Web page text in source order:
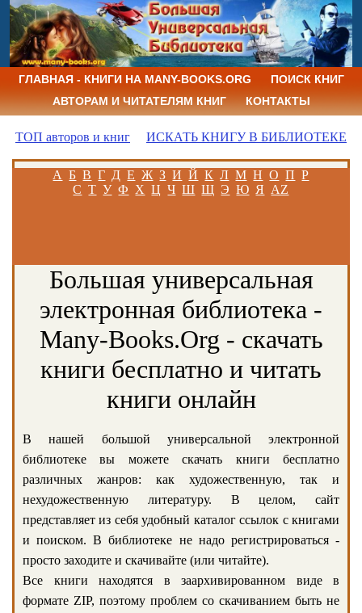
ГЛАВНАЯ - КНИГИ НА MANY-BOOKS.ORG
ПОИСК КНИГ
АВТОРАМ И ЧИТАТЕЛЯМ КНИГ
КОНТАКТЫ
ТОП авторов и книг ИСКАТЬ КНИГУ В БИБЛИОТЕКЕ
А Б В Г Д Е Ж З И Й К Л М Н О П Р
С Т У Ф Х Ц Ч Ш Щ Э Ю Я AZ
Большая универсальная
электронная библиотека -
Many-Books.Org - скачать
книги бесплатно и читать
книги онлайн
В нашей большой универсальной электронной
библиотеке вы можете скачать книги бесплатно
различных жанров: как художественную, так и
нехудожественную литературу. В целом, сайт
представляет из себя удобный каталог ссылок с книгами
и поиском. В библиотеке не надо регистрироваться -
просто заходите и скачивайте (или читайте).
Все книги находятся в заархивированном виде в
формате ZIP, поэтому проблем со скачиванием быть не